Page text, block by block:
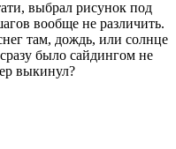
выбрал рисунок под
вообще не различить.
там, дождь, или солнце
было сайдингом не
выкинул?